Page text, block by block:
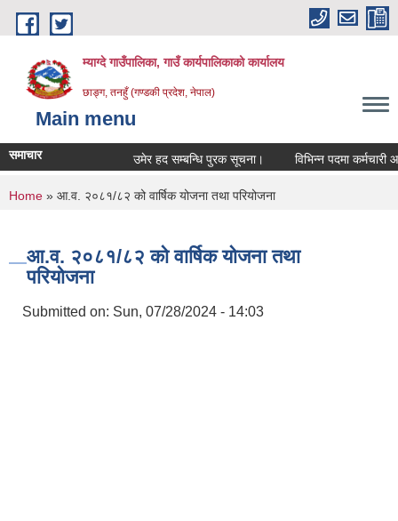
Skip to main content
म्याग्दे गाउँपालिका, गाउँ कार्यपालिकाको कार्यालय
छाङ्ग, तनहुँ (गण्डकी प्रदेश, नेपाल)
Main menu
समाचार उमेर हद सम्बन्धि पुरक सूचना। विभिन्न पदमा कर्मचारी
You are here
Home » आ.व. २०८१/८२ को वार्षिक योजना तथा परियोजना
आ.व. २०८१/८२ को वार्षिक योजना तथा
परियोजना
Submitted on: Sun, 07/28/2024 - 14:03